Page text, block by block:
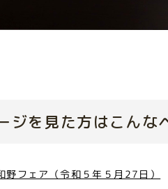
ジを見た方はこんな
野フェア（令和５年５月27日）